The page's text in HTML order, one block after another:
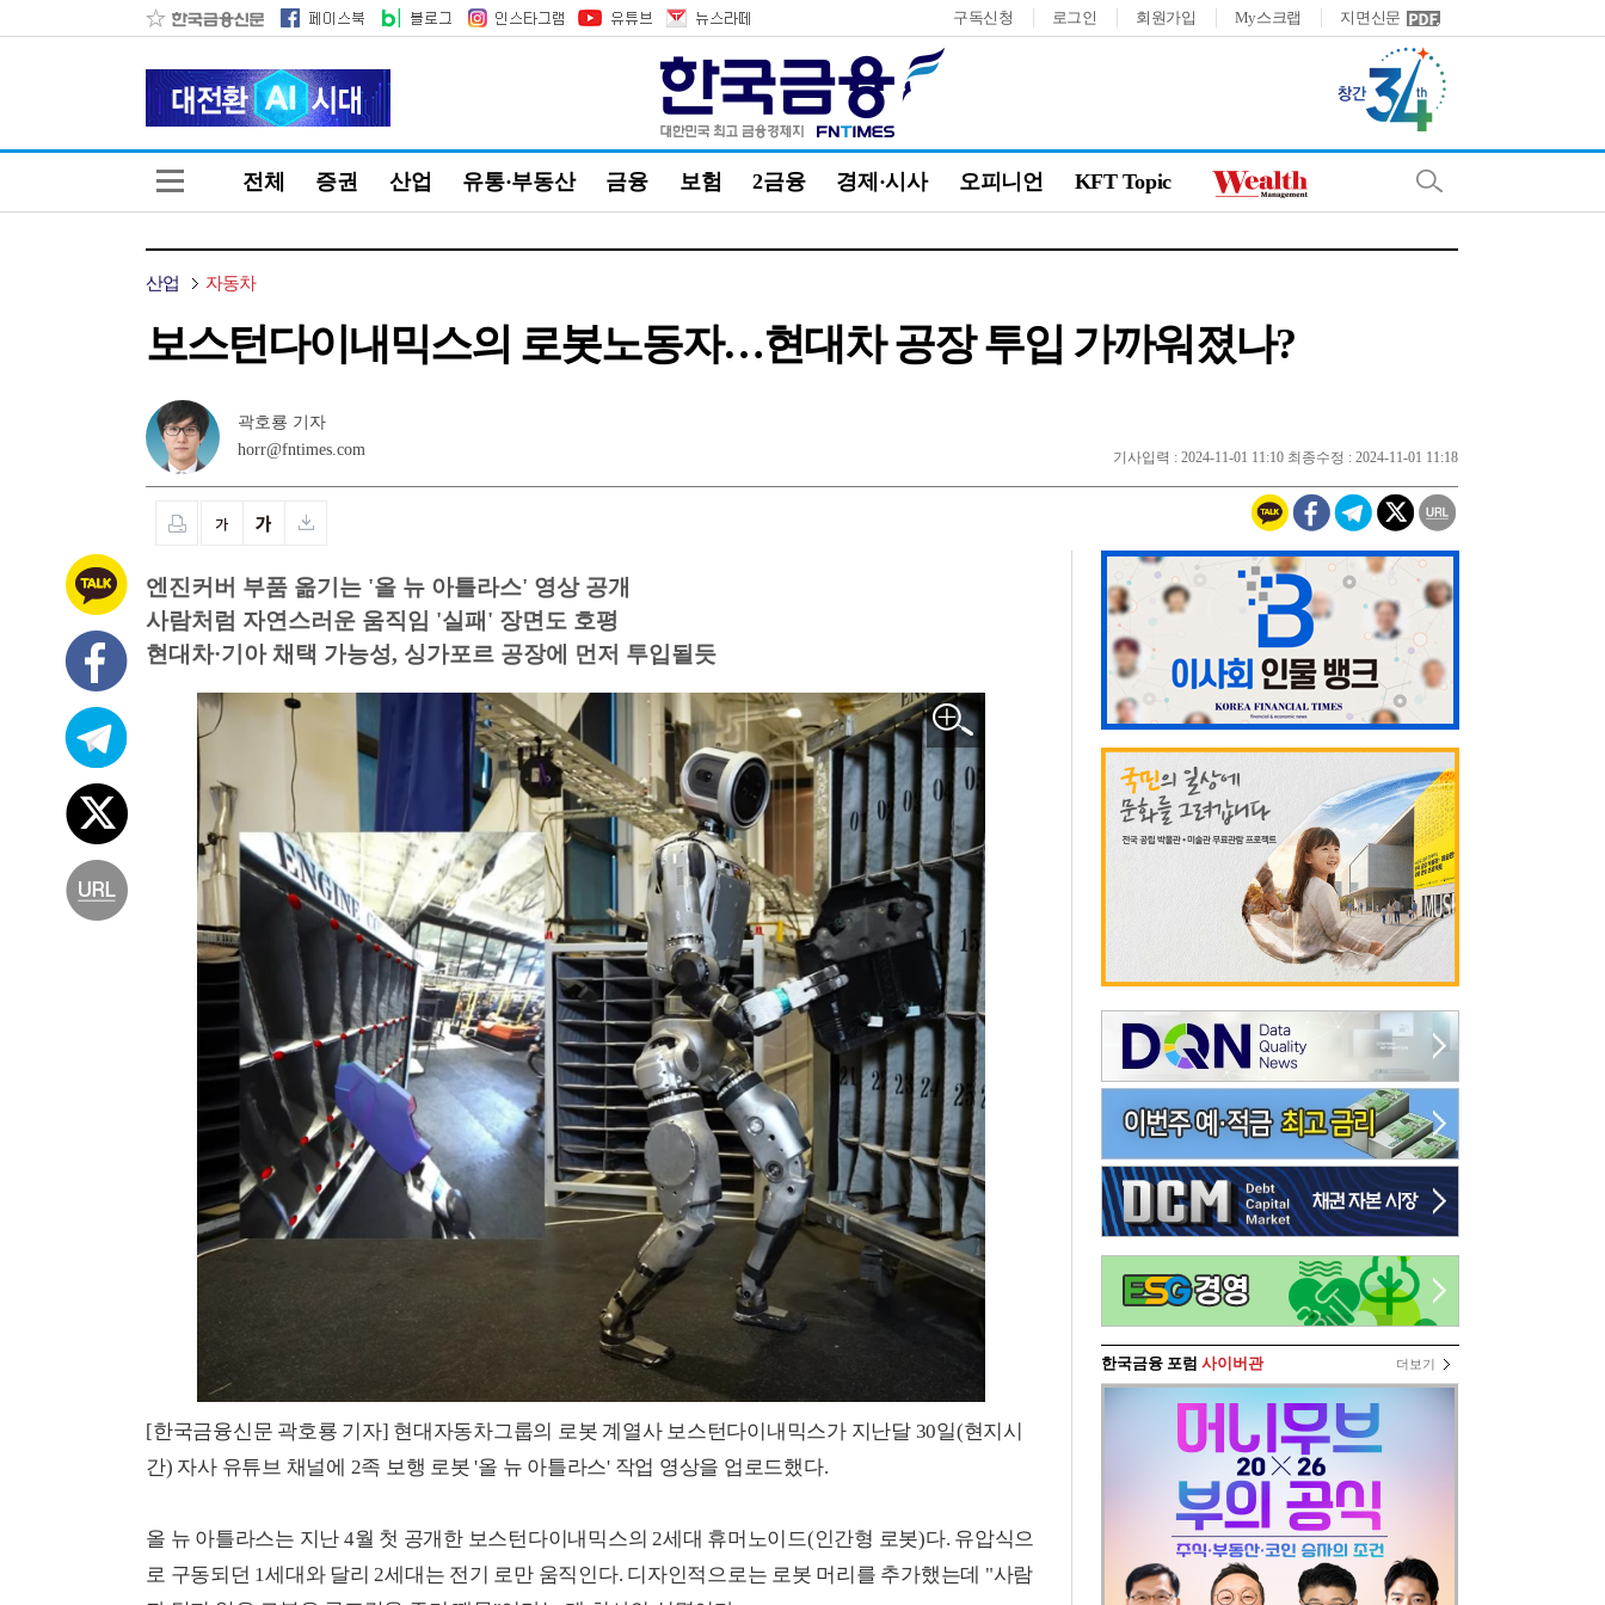
구독신청 로그인 회원가입 My스크랩 지면신문
전체 증권 산업 유통·부동산 금융 보험 2금융 경제·시사 오피니언 KFT Topic
산업 자동차
보스턴다이내믹스의 로봇노동자…현대차 공장 투입 가까워졌나?
곽호룡 기자
horr@fntimes.com
기사입력 : 2024-11-01 11:10 최종수정 : 2024-11-01 11:18
엔진커버 부품 옮기는 '올 뉴 아틀라스' 영상 공개
사람처럼 자연스러운 움직임 '실패' 장면도 호평
현대차·기아 채택 가능성, 싱가포르 공장에 먼저 투입될듯
[한국금융신문 곽호룡 기자] 현대자동차그룹의 로봇 계열사 보스턴다이내믹스가 지난달 30일(현지시
간) 자사 유튜브 채널에 2족 보행 로봇 '올 뉴 아틀라스' 작업 영상을 업로드했다.
올 뉴 아틀라스는 지난 4월 첫 공개한 보스턴다이내믹스의 2세대 휴머노이드(인간형 로봇)다. 유압식으
로 구동되던 1세대와 달리 2세대는 전기 로만 움직인다. 디자인적으로는 로봇 머리를 추가했는데 "사람
한국금융 포럼 사이버관 더보기